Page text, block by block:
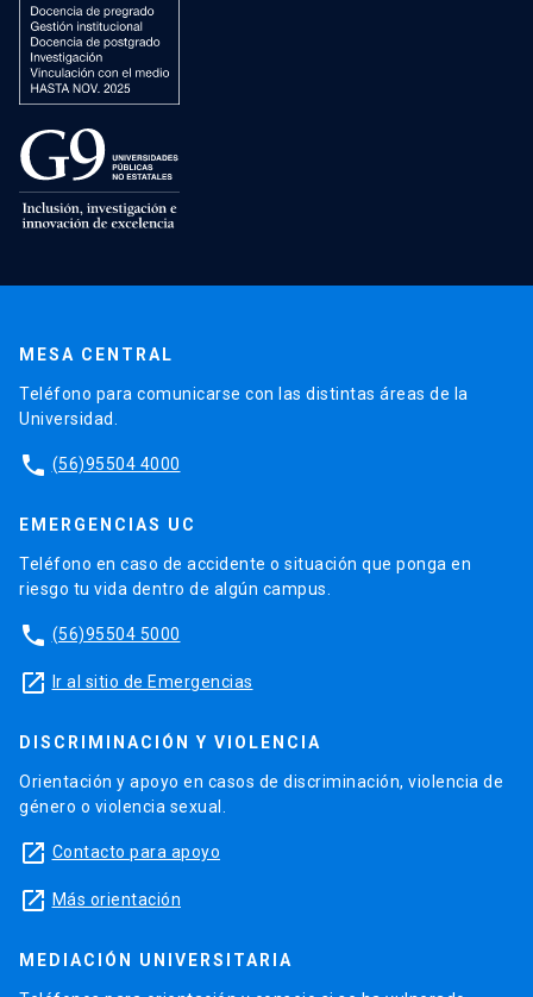
MESA CENTRAL
Teléfono para comunicarse con las distintas áreas de la
Universidad.
phone (56)95504 4000
EMERGENCIAS UC
Teléfono en caso de accidente o situación que ponga en
riesgo tu vida dentro de algún campus.
phone (56)95504 5000
launch Ir al sitio de Emergencias
DISCRIMINACIÓN Y VIOLENCIA
Orientación y apoyo en casos de discriminación, violencia de
género o violencia sexual.
launch Contacto para apoyo
launch Más orientación
MEDIACIÓN UNIVERSITARIA